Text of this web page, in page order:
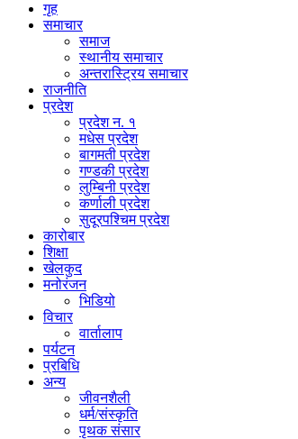
गृह
समाचार
समाज
स्थानीय समाचार
अन्तरास्ट्रिय समाचार
राजनीति
प्रदेश
प्रदेश न. १
मधेस प्रदेश
बागमती प्रदेश
गण्डकी प्रदेश
लुम्बिनी प्रदेश
कर्णाली प्रदेश
सुदूरपश्चिम प्रदेश
कारोबार
शिक्षा
खेलकुद
मनोरंजन
भिडियो
विचार
वार्तालाप
पर्यटन
प्रबिधि
अन्य
जीवनशैली
धर्म/संस्कृति
पृथक संसार